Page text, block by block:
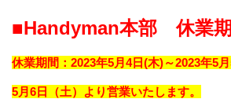
■Handyman本部 休業
休業期間：2023年5月4日(木)～2023年5
5月6日（土）より営業いたします。